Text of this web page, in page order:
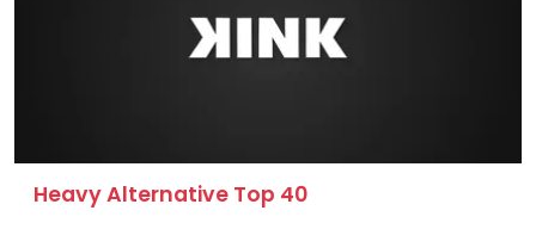
Heavy Alternative Top 40